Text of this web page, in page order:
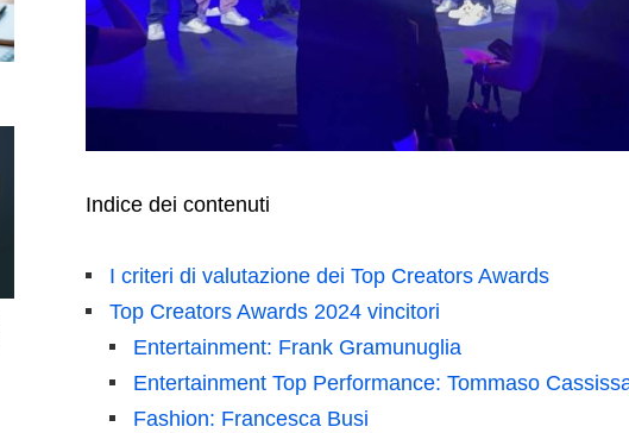
Indice dei contenuti
I criteri di valutazione dei Top Creators Awards
Top Creators Awards 2024 vincitori
Entertainment: Frank Gramunuglia
Entertainment Top Performance: Tommaso
Fashion: Francesca Busi